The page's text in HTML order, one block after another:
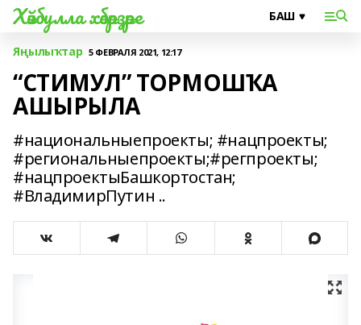
Хәйбулла хәбәрҙәре
Яңылыҡтар 5 ФЕВРАЛЯ 2021, 12:17
“СТИМУЛ” ТОРМОШҠА
АШЫРЫЛА
#национальныепроекты; #нацпроекты;
#региональныепроекты;#регпроекты;
#нацпроектыБашкортостан;
#ВладимирПутин ..